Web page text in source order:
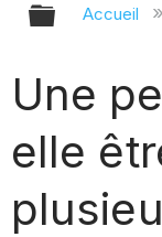
Accueil
Une
elle